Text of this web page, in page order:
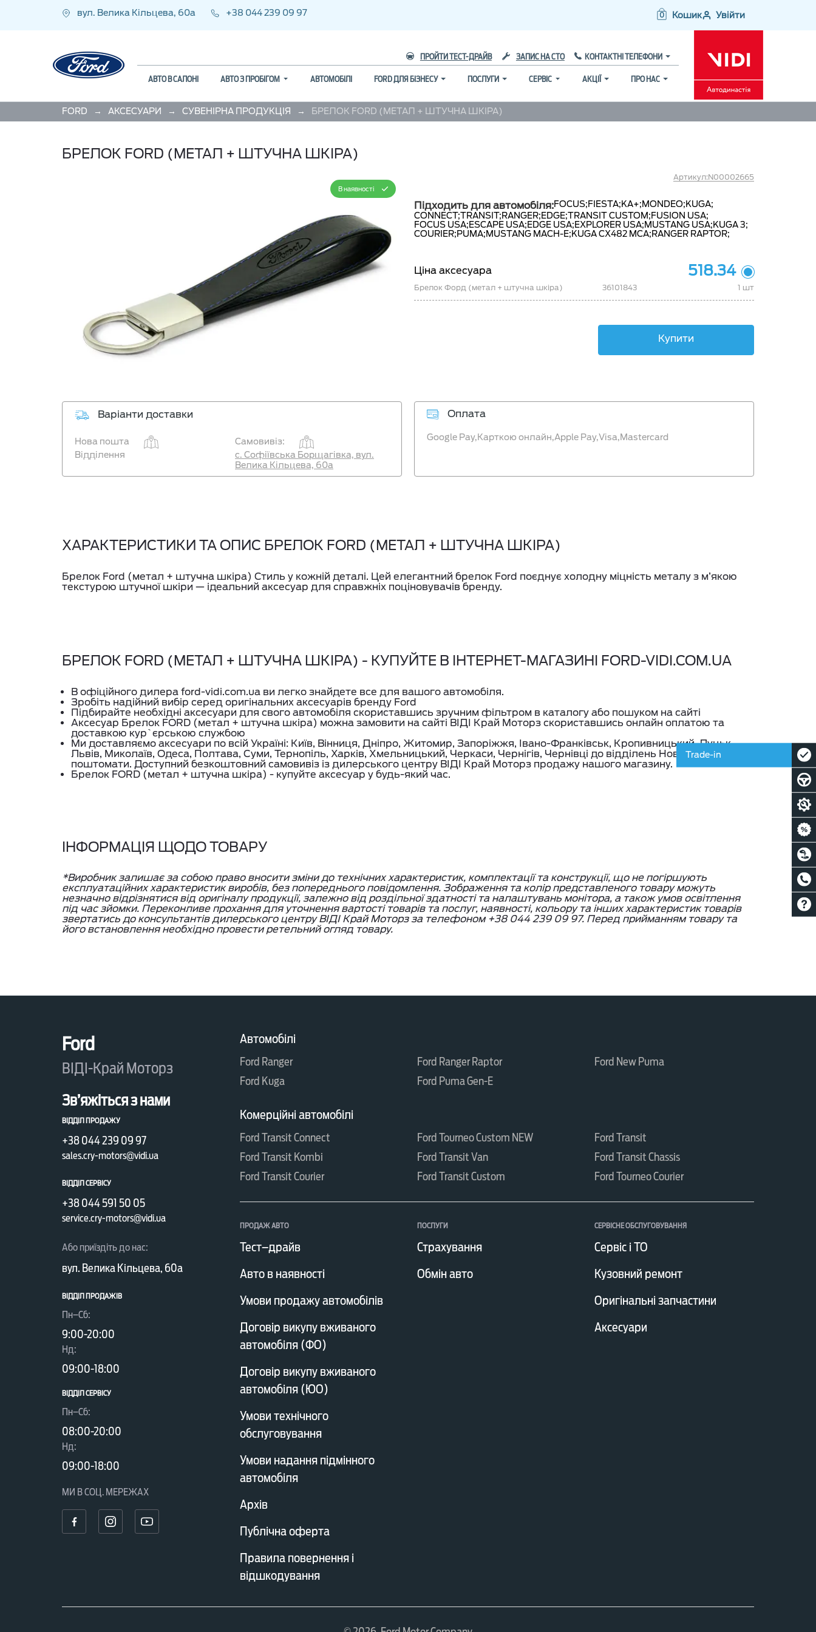
вул. Велика Кільцева, 60а +38 044 239 09 97 Увійти
0 Кошик
ПРОЙТИ ТЕСТ-ДРАЙВ ЗАПИС НА СТО КОНТАКТНІ ТЕЛЕФОНИ
АВТО В САЛОНІ АВТО З ПРОБІГОМ АВТОМОБІЛІ FORD ДЛЯ БІЗНЕСУ ПОСЛУГИ СЕРВІС АКЦІЇ ПРО НАС
FORD → АКСЕСУАРИ → СУВЕНІРНА ПРОДУКЦІЯ → БРЕЛОК FORD (МЕТАЛ + ШТУЧНА ШКІРА)
БРЕЛОК FORD (МЕТАЛ + ШТУЧНА ШКІРА)
В наявності
Артикул:N00002665
Підходить для автомобіля:FOCUS;FIESTA;KA+;MONDEO;KUGA;
CONNECT;TRANSIT;RANGER;EDGE;TRANSIT CUSTOM;FUSION USA;
FOCUS USA;ESCAPE USA;EDGE USA;EXPLORER USA;MUSTANG USA;KUGA 3;
COURIER;PUMA;MUSTANG MACH-E;KUGA CX482 MCA;RANGER RAPTOR;
Ціна аксесуара 518.34
Брелок Форд (метал + штучна шкіра) 36101843 1 шт
Купити
Варіанти доставки
Нова пошта
Самовивіз:
Відділення
с. Софіївська Борщагівка, вул.
Велика Кільцева, 60а
Оплата
Google Pay,Карткою онлайн,Apple Pay,Visa,Mastercard
ХАРАКТЕРИСТИКИ ТА ОПИС БРЕЛОК FORD (МЕТАЛ + ШТУЧНА ШКІРА)
Брелок Ford (метал + штучна шкіра) Стиль у кожній деталі. Цей елегантний брелок Ford поєднує холодну міцність металу з м’якою
текстурою штучної шкіри — ідеальний аксесуар для справжніх поціновувачів бренду.
БРЕЛОК FORD (МЕТАЛ + ШТУЧНА ШКІРА) - КУПУЙТЕ В ІНТЕРНЕТ-МАГАЗИНІ FORD-VIDI.COM.UA
В офіційного дилера ford-vidi.com.ua ви легко знайдете все для вашого автомобіля.
Зробіть надійний вибір серед оригінальних аксесуарів бренду Ford
Підбирайте необхідні аксесуари для свого автомобіля скориставшись зручним фільтром в каталогу або пошуком на сайті
Аксесуар Брелок FORD (метал + штучна шкіра) можна замовити на сайті ВІДІ Край Моторз скориставшись онлайн оплатою та
доставкою кур`єрською службою
Ми доставляємо аксесуари по всій Україні: Київ, Вінниця, Дніпро, Житомир, Запоріжжя, Івано-Франківськ, Кропивницький, Луцьк,
Львів, Миколаїв, Одеса, Полтава, Суми, Тернопіль, Харків, Хмельницький, Черкаси, Чернігів, Чернівці до відділень Нової Пошти та
поштомати. Доступний безкоштовний самовивіз із дилерського центру ВІДІ Край Моторз продажу нашого магазину.
Брелок FORD (метал + штучна шкіра) - купуйте аксесуар у будь-який час.
ІНФОРМАЦІЯ ЩОДО ТОВАРУ
*Виробник залишає за собою право вносити зміни до технічних характеристик, комплектації та конструкції, що не погіршують
експлуатаційних характеристик виробів, без попереднього повідомлення. Зображення та колір представленого товару можуть
незначно відрізнятися від оригіналу продукції, залежно від роздільної здатності та налаштувань монітора, а також умов освітлення
під час зйомки. Переконливе прохання для уточнення вартості товарів та послуг, наявності, кольору та інших характеристик товарів
звертатись до консультантів дилерського центру ВІДІ Край Моторз за телефоном +38 044 239 09 97. Перед прийманням товару та
його встановлення необхідно провести ретельний огляд товару.
Ford
ВІДІ-Край Моторз
Зв’яжіться з нами
ВІДДІЛ ПРОДАЖУ
+38 044 239 09 97
sales.cry-motors@vidi.ua
ВІДДІЛ СЕРВІСУ
+38 044 591 50 05
service.cry-motors@vidi.ua
Або приїздіть до нас:
вул. Велика Кільцева, 60а
ВІДДІЛ ПРОДАЖІВ
Пн–Сб:
9:00-20:00
Нд:
09:00-18:00
ВІДДІЛ CЕРВІСУ
Пн–Сб:
08:00-20:00
Нд:
09:00-18:00
МИ В СОЦ. МЕРЕЖАХ
Автомобілі
Ford Ranger Ford Ranger Raptor
Ford New Puma
Ford Kuga
Ford Puma Gen-E
Комерційні автомобілі
Ford Transit Connect Ford Tourneo Custom NEW
Ford Transit
Ford Transit Kombi
Ford Transit Van
Ford Transit Chassis
Ford Transit Courier
Ford Transit Custom Ford Tourneo Courier
ПРОДАЖ АВТО
Тест–драйв
Авто в наявності
Умови продажу автомобілів
Договір викупу вживаного
автомобіля (ФО)
Договір викупу вживаного
автомобіля (ЮО)
Умови технічного
обслуговування
Умови надання підмінного
автомобіля
Архів
Публічна оферта
Правила повернення і
відшкодування
ПОСЛУГИ
Страхування
Обмін авто
СЕРВІСНЕ ОБСЛУГОВУВАННЯ
Сервіс і ТО
Кузовний ремонт
Оригінальні запчастини
Аксесуари
Trade-in